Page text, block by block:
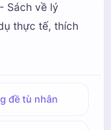
Sách về lý
thực tế, thích
đề tù nhân